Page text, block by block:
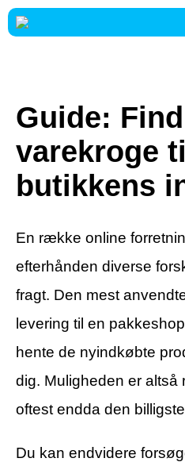
Guide:
varekroge til
butikkens
En række online
efterhånden diverse
fragt. Den mest
levering til en
hente de nyindkøbte
dig. Muligheden er altså
oftest endda den
Du kan endvidere